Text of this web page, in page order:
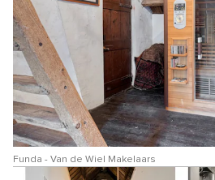
Funda - Van de Wiel Makelaars